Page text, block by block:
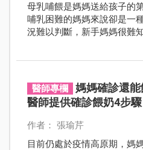
母乳哺餵是媽媽送給孩子的
哺乳困難的媽媽來說卻是一
況難以判斷，新手媽媽很難
醫師專欄
媽媽確診還
醫師提供確診餵奶4步驟
作者： 張瑜芹
目前仍處於疫情高原期，媽